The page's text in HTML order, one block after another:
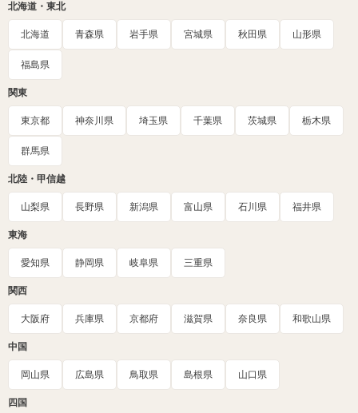
北海道・東北
北海道 青森県 岩手県 宮城県 秋田県 山形県
福島県
関東
東京都 神奈川県 埼玉県 千葉県 茨城県 栃木県
群馬県
北陸・甲信越
山梨県 長野県 新潟県 富山県 石川県 福井県
東海
愛知県 静岡県 岐阜県 三重県
関西
大阪府 兵庫県 京都府 滋賀県 奈良県 和歌山県
中国
岡山県 広島県 鳥取県 島根県 山口県
四国